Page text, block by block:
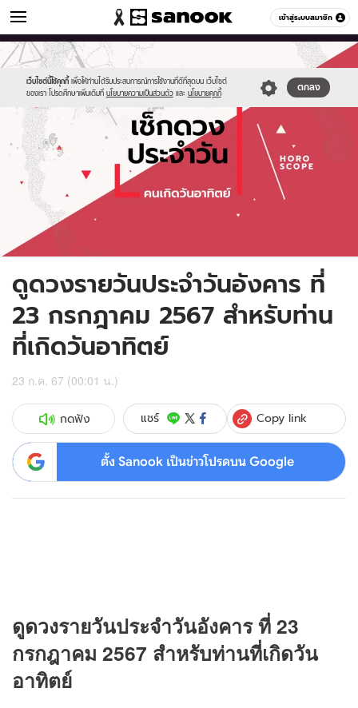
เข้าสู่ระบบสมาชิก
ดูดวง หมวดอื่นๆ
เว็บไซต์นี้ใช้คุกกี้ เพื่อให้ท่านได้รับประสบการณ์การใช้งานที่ดีที่สุดบน เว็บไซต์
ของเรา โปรดศึกษาเพิ่มเติมที่ นโยบายความเป็นส่วนตัว และ นโยบายคุกกี้
ตกลง
Sanook
//s.isanook.com/sr/0/images/logo-
new-
sanook.png
600
60
//s.isanook.com/ho/0/ud/fxd/day/daily-
horoscope-
sunday.jpg
ดูดวงรายวันประจำวันอังคาร ที่
23 กรกฎาคม 2567 สำหรับท่าน
ที่เกิดวันอาทิตย์
23 ก.ค. 67 (00:01 น.)
กดฟัง แชร์ Copy link
ตั้ง Sanook เป็นข่าวโปรดบน Google
ดูดวงรายวันประจำวันอังคาร ที่ 23
กรกฎาคม 2567 สำหรับท่านที่เกิดวัน
อาทิตย์